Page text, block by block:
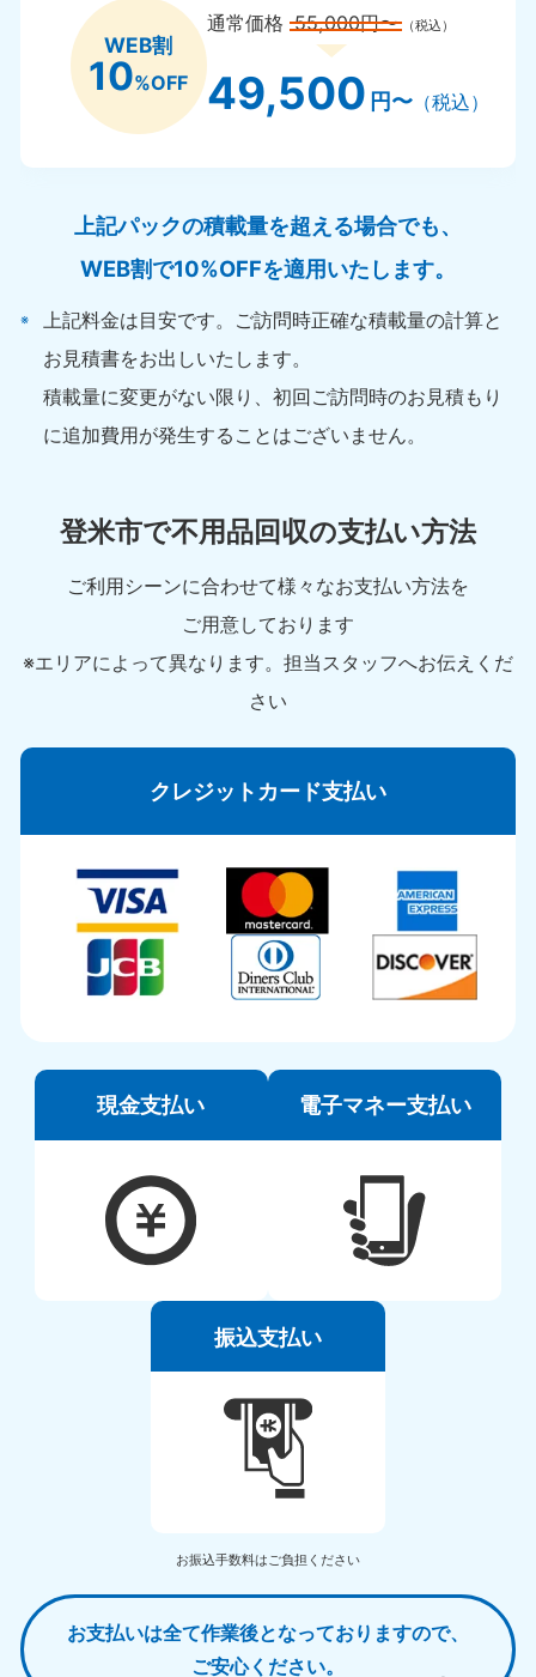
WEB割
10%OFF
通常価格55,000円〜 （税込）
49,500 円〜（税込）
上記パックの積載量を超える場合でも、
WEB割で10%OFFを適用いたします。
上記料金は目安です。ご訪問時正確な積載量の計算と
お見積書をお出しいたします。
積載量に変更がない限り、初回ご訪問時のお見積もり
に追加費用が発生することはございません。
登米市で不用品回収の支払い方法
ご利用シーンに合わせて様々なお支払い方法を
ご用意しております
※エリアによって異なります。担当スタッフへお伝えくだ
さい
クレジットカード支払い
現金支払い 電子マネー支払い
振込支払い
お振込手数料はご負担ください
お支払いは全て作業後となっておりますので、
ご安心ください。